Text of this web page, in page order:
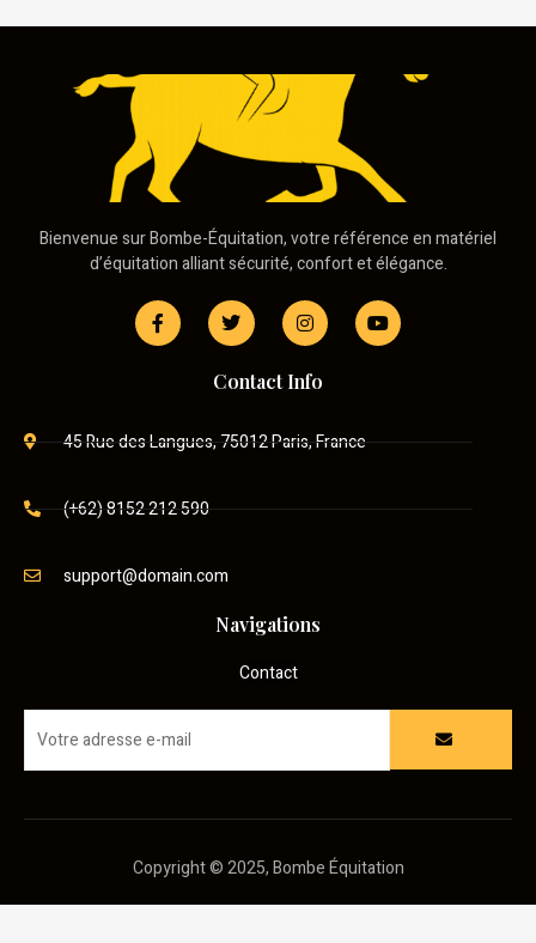
Bienvenue sur Bombe-Équitation, votre référence en matériel
d’équitation alliant sécurité, confort et élégance.
Contact Info
45 Rue des Langues, 75012 Paris, France
(+62) 8152 212 590
support@domain.com
Navigations
Contact
Copyright © 2025, Bombe Équitation